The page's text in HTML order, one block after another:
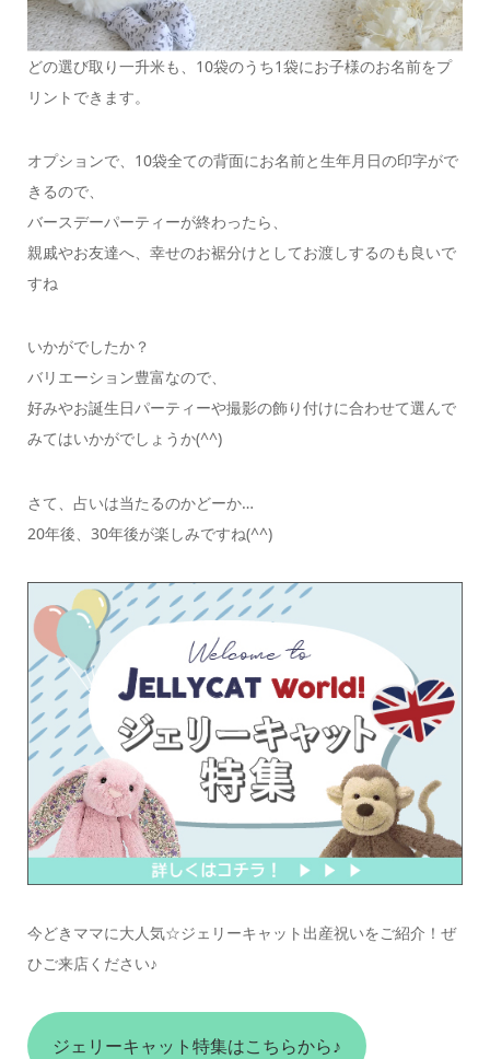
どの選び取り一升米も、10袋のうち1袋にお子様のお名前をプ
リントできます。
オプションで、10袋全ての背面にお名前と生年月日の印字がで
きるので、
バースデーパーティーが終わったら、
親戚やお友達へ、幸せのお裾分けとしてお渡しするのも良いで
すね
いかがでしたか？
バリエーション豊富なので、
好みやお誕生日パーティーや撮影の飾り付けに合わせて選んで
みてはいかがでしょうか(^^)
さて、占いは当たるのかどーか…
20年後、30年後が楽しみですね(^^)
今どきママに大人気☆ジェリーキャット出産祝いをご紹介！ぜ
ひご来店ください♪
ジェリーキャット特集はこちらから♪